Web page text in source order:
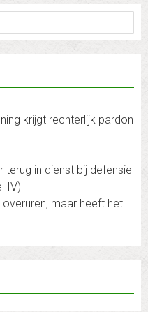
krijgt rechterlijk pardon
terug in dienst bij defensie
IV)
maar heeft het